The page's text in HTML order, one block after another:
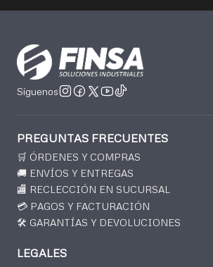
Síguenos
PREGUNTAS FRECUENTES
🛒 ÓRDENES Y COMPRAS
🚚 ENVÍOS Y ENTREGAS
🏬 RECLECCIÓN EN SUCURSAL
💳 PAGOS Y FACTURACIÓN
🛠️ GARANTÍAS Y DEVOLUCIONES
LEGALES